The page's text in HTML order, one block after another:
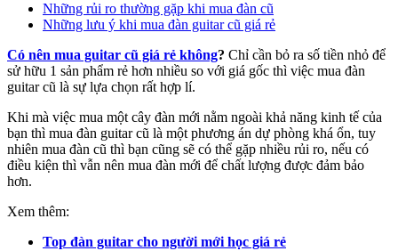
Những rủi ro thường gặp khi mua đàn cũ
Những lưu ý khi mua đàn guitar cũ giá rẻ
Có nên mua guitar cũ giá rẻ không? Chỉ cần bỏ ra số tiền nhỏ để
sử hữu 1 sản phẩm rẻ hơn nhiều so với giá gốc thì việc mua đàn
guitar cũ là sự lựa chọn rất hợp lí.
Khi mà việc mua một cây đàn mới nằm ngoài khả năng kinh tế của
bạn thì mua đàn guitar cũ là một phương án dự phòng khá ổn, tuy
nhiên mua đàn cũ thì bạn cũng sẽ có thể gặp nhiều rủi ro, nếu có
điều kiện thì vẫn nên mua đàn mới để chất lượng được đảm bảo
hơn.
Xem thêm:
Top đàn guitar cho người mới học giá rẻ